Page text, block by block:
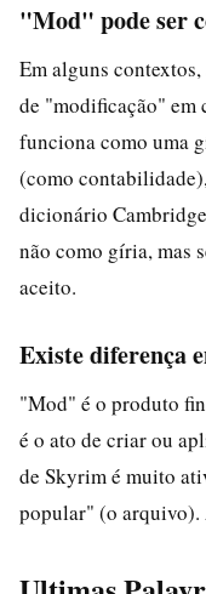
"Mod" pode ser
Em alguns
de "modificação" em
funciona como uma
(como
dicionário
não como gíria, mas
aceito.
Existe diferença
"Mod" é o produto
é o ato de criar ou
de Skyrim é muito
popular" (o arquivo).